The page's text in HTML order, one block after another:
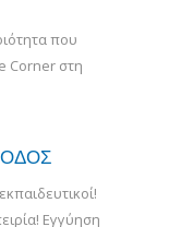
που
Corner στη
Εγγύηση